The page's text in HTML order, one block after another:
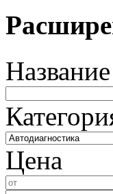
Название
Цена